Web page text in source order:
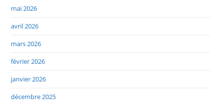
mai 2026
avril 2026
mars 2026
février 2026
janvier 2026
décembre 2025